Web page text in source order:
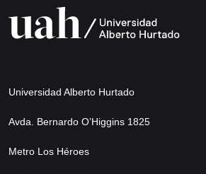
Universidad Alberto Hurtado
Avda. Bernardo O’Higgins 1825
Metro Los Héroes